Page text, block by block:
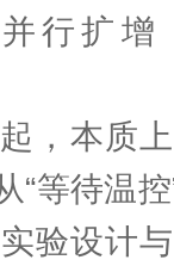
行扩增
，本质
“等待温
验设计